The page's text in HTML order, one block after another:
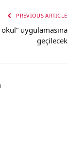
PREVIOUS ARTICLE
uygulamasına
geçilecek